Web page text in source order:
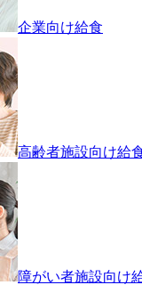
企業向け給食
高齢者施設向け給
障がい者施設向け